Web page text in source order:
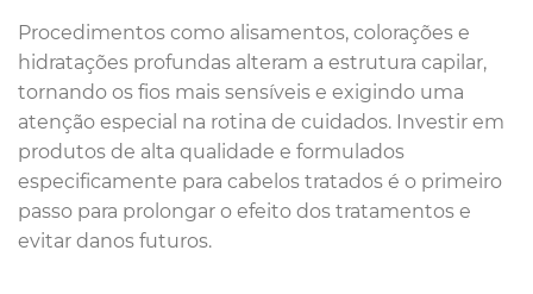
Procedimentos como alisamentos, colorações e
hidratações profundas alteram a estrutura capilar,
tornando os fios mais sensíveis e exigindo uma
atenção especial na rotina de cuidados. Investir em
produtos de alta qualidade e formulados
especificamente para cabelos tratados é o primeiro
passo para prolongar o efeito dos tratamentos e
evitar danos futuros.